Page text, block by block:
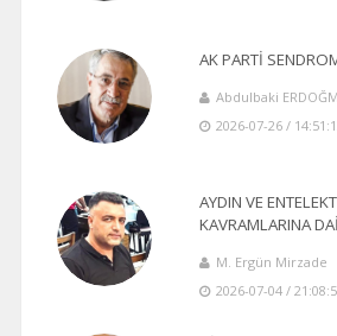
AK PARTİ
Abdulbaki
2026-07-26 /
AYDIN VE
KAVRAMLARINA
M. Ergün Mirzade
2026-07-04 /